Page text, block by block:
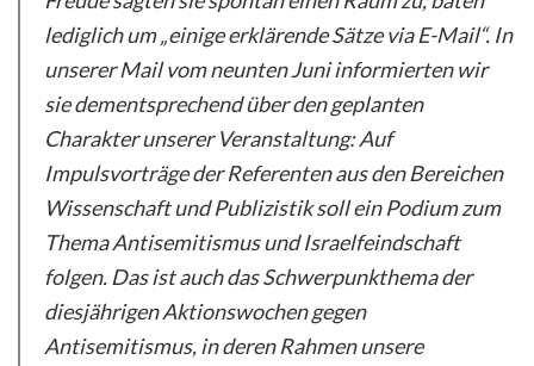
lediglich um „einige erklärende Sätze via E-Mail“. In
unserer Mail vom neunten Juni informierten wir
sie dementsprechend über den geplanten
Charakter unserer Veranstaltung: Auf
Impulsvorträge der Referenten aus den Bereichen
Wissenschaft und Publizistik soll ein Podium zum
Thema Antisemitismus und Israelfeindschaft
folgen. Das ist auch das Schwerpunkthema der
diesjährigen Aktionswochen gegen
Antisemitismus, in deren Rahmen unsere